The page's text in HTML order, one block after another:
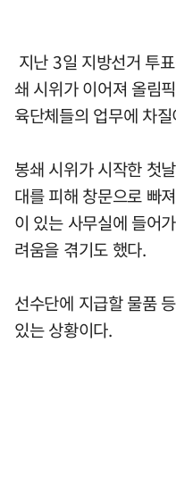
지난 3일 지방선거 투
쇄 시위가 이어져 올림
육단체들의 업무에 차
봉쇄 시위가 시작한 첫
대를 피해 창문으로 빠
이 있는 사무실에 들어
려움을 겪기도 했다.
선수단에 지급할 물품
있는 상황이다.